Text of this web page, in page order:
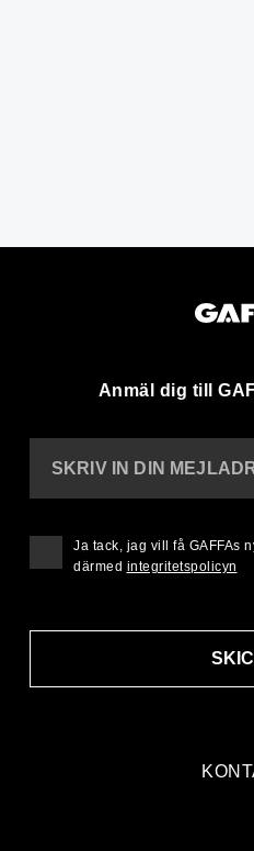
Anmäl dig till
SKRIV IN DIN
Ja tack, jag vill få GAFFAs
därmed integritetspolicyn